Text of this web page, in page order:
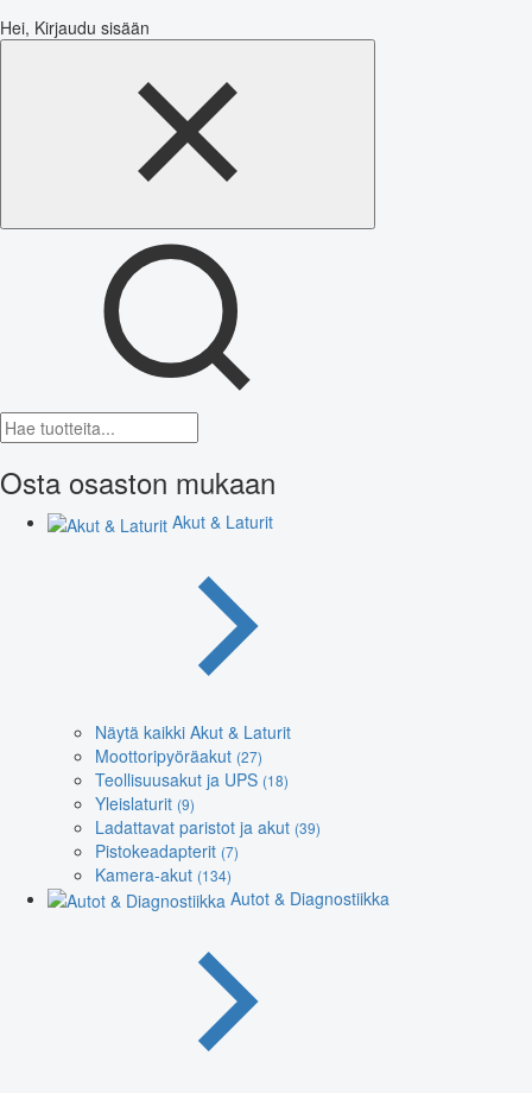
Hei, Kirjaudu sisään
Osta osaston mukaan
Akut & Laturit
Näytä kaikki Akut & Laturit
Moottoripyöräakut (27)
Teollisuusakut ja UPS (18)
Yleislaturit (9)
Ladattavat paristot ja akut (39)
Pistokeadapterit (7)
Kamera-akut (134)
Autot & Diagnostiikka